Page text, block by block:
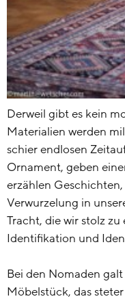
Derweil gibt es kein
Materialien werden
schier endlosen
Ornament, geben
erzählen
Verwurzelung in
Tracht, die wir stolz
Identifikation und
Bei den Nomaden
Möbelstück, das